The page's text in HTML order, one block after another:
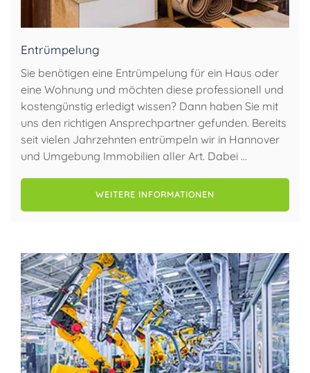
Entrümpelung
Sie benötigen eine Entrümpelung für ein Haus oder
eine Wohnung und möchten diese professionell und
kostengünstig erledigt wissen? Dann haben Sie mit
uns den richtigen Ansprechpartner gefunden. Bereits
seit vielen Jahrzehnten entrümpeln wir in Hannover
und Umgebung Immobilien aller Art. Dabei …
WEITERE INFORMATIONEN